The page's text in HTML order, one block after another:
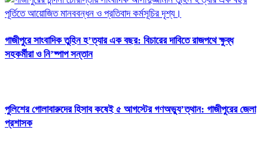
গাজীপুরে সাংবাদিক তুহিন হ’ত্যার এক বছর: বিচারের দাবিতে রাজপথে ক্ষুব্ধ
সহকর্মীরা ও নি’ষ্পাপ সন্তান
পুলিশের গোলাবারুদের হিসাব কষেই ৫ আগস্টের গণঅভ্যু’ত্থান: গাজীপুরের জেলা
প্রশাসক